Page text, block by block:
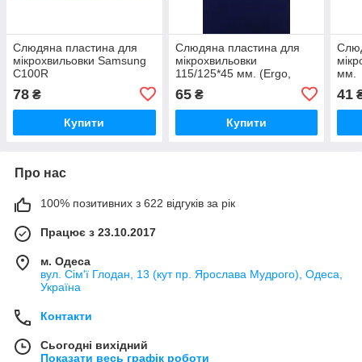
Слюдяна пластина для
мікрохвильовки Samsung
C100R
78 ₴
Купити
Слюдяна пластина для
мікрохвильовки
115/125*45 мм. (Ergo,
65₴
Купити
мм.
41
Про нас
100% позитивних з 622 відгуків за рік
Працює з 23.10.2017
м. Одеса
вул. Сім'ї Глодан, 13 (кут пр. Ярослава Мудрого), Одеса,
Україна
Контакти
Сьогодні вихідний
Показати весь графік роботи